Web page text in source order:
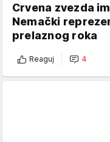
Crvena zvezda
Nemački
prelaznog roka
Reaguj 4